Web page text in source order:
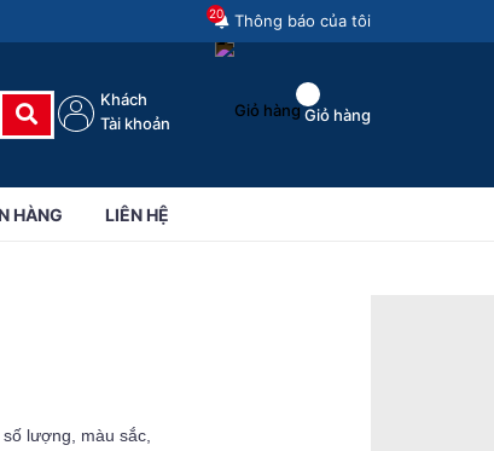
Thông báo của tôi
20
Giỏ hàng
Khách
Tài khoản
HÀNG LIÊN HỆ
lượng, màu sắc,